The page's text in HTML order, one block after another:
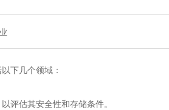
下几个领域：
评估其安全性和存储条件。